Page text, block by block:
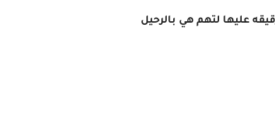
عليها لتهم هي بالرحيل